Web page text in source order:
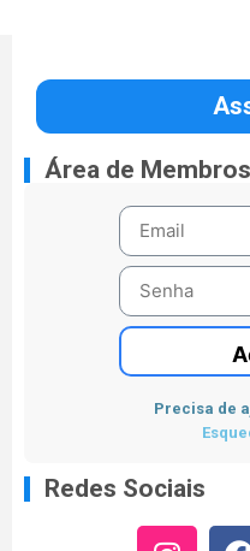
Área de Membros
Precisa de
Redes Sociais